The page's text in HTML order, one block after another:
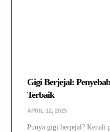
Gigi Berjejal:
Terbaik
APRIL 12, 2025
Punya gigi berjejal? Kenali